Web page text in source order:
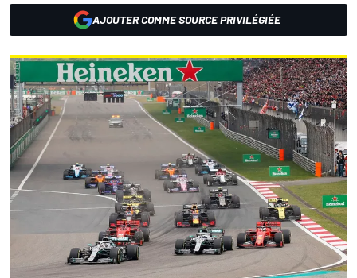
AJOUTER COMME SOURCE PRIVILÉGIÉE